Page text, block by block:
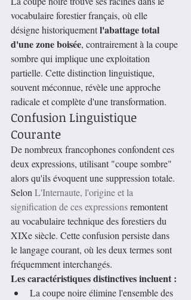
vocabulaire forestier français, où elle
désigne historiquement l'abattage total
d'une zone boisée, contrairement à la coupe
sombre qui implique une exploitation
partielle. Cette distinction linguistique,
souvent méconnue, révèle une approche
radicale et complète d'une transformation.
Confusion Linguistique
Courante
De nombreux francophones confondent ces
deux expressions, utilisant "coupe sombre"
alors qu'ils évoquent une suppression totale.
Selon L'Internaute, l'origine et la
signification de ces expressions remontent
au vocabulaire technique des forestiers du
XIXe siècle. Cette confusion persiste dans
le langage courant, où les deux termes sont
fréquemment interchangés.
Les caractéristiques distinctives incluent :
La coupe noire élimine l'ensemble des